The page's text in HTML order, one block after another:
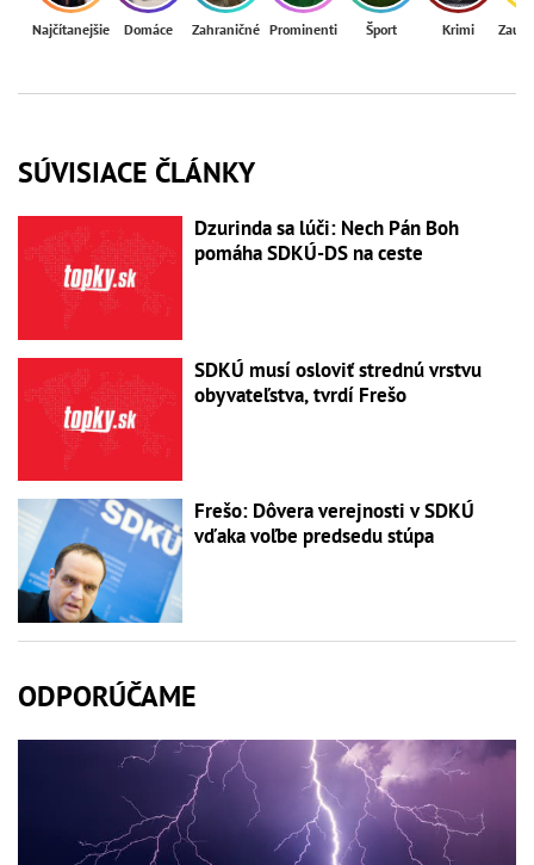
Najčítanejšie Domáce Zahraničné Prominenti Šport Krimi
SÚVISIACE ČLÁNKY
Dzurinda sa lúči: Nech Pán Boh
pomáha SDKÚ-DS na ceste
SDKÚ musí osloviť strednú vrstvu
obyvateľstva, tvrdí Frešo
Frešo: Dôvera verejnosti v SDKÚ
vďaka voľbe predsedu stúpa
ODPORÚČAME